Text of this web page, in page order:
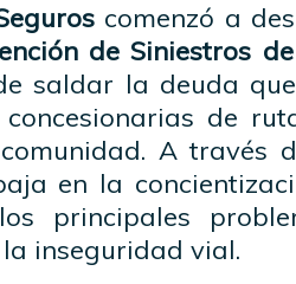
comenzó a
de Siniestros
saldar la deuda
de
A través
en la
principales
inseguridad vial.